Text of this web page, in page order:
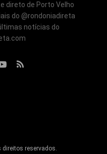
direto de Porto Velho
do @rondoniadireta
notícias do
reservados.